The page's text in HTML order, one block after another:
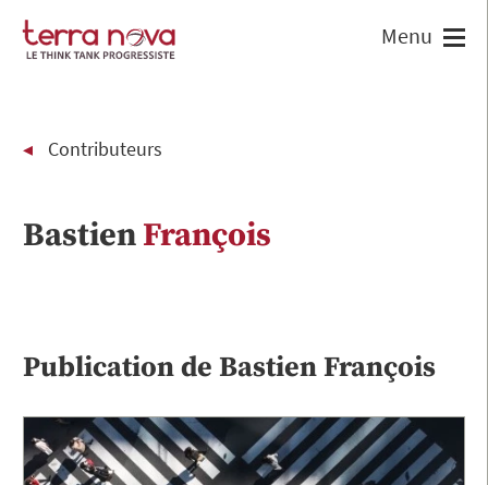
Contributeurs
BastienFrançois
Publication de BastienFrançois